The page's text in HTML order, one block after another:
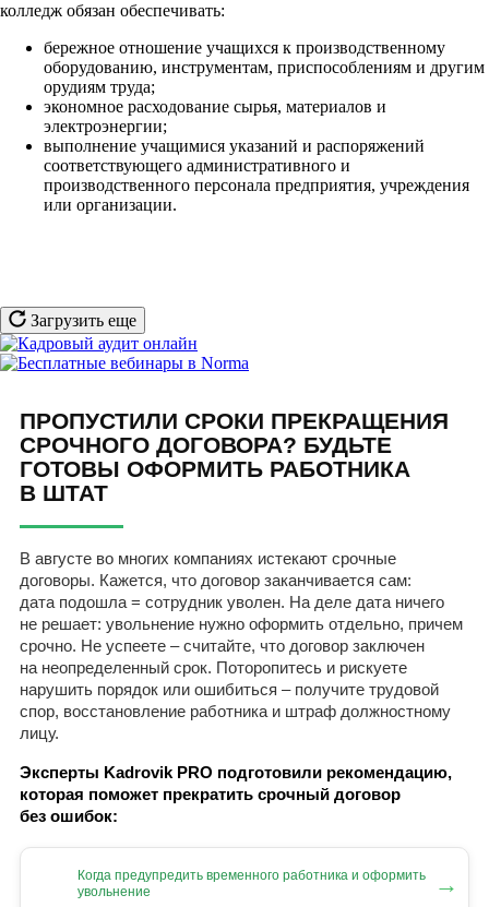
колледж обязан обеспечивать:
бережное отношение учащихся к производственному
оборудованию, инструментам, приспособлениям и другим
орудиям труда;
экономное расходование сырья, материалов и
электроэнергии;
выполнение учащимися указаний и распоряжений
соответствующего административного и
производственного персонала предприятия, учреждения
или организации.
Загрузить еще
ПРОПУСТИЛИ СРОКИ ПРЕКРАЩЕНИЯ
СРОЧНОГО ДОГОВОРА? БУДЬТЕ
ГОТОВЫ ОФОРМИТЬ РАБОТНИКА
В ШТАТ
В августе во многих компаниях истекают срочные
договоры. Кажется, что договор заканчивается сам:
дата подошла = сотрудник уволен. На деле дата ничего
не решает: увольнение нужно оформить отдельно, причем
срочно. Не успеете – считайте, что договор заключен
на неопределенный срок. Поторопитесь и рискуете
нарушить порядок или ошибиться – получите трудовой
спор, восстановление работника и штраф должностному
лицу.
Эксперты Kadrovik PRO подготовили рекомендацию,
которая поможет прекратить срочный договор
без ошибок:
Когда предупредить временного работника и оформить
увольнение
→